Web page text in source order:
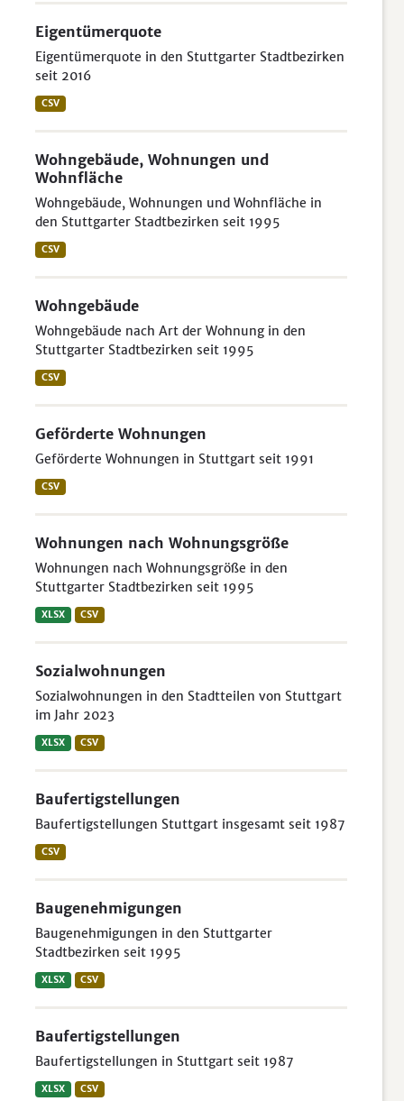
Eigentümerquote
Eigentümerquote in den Stuttgarter Stadtbezirken
seit 2016
CSV
Wohngebäude, Wohnungen und
Wohnfläche
Wohngebäude, Wohnungen und Wohnfläche in
den Stuttgarter Stadtbezirken seit 1995
CSV
Wohngebäude
Wohngebäude nach Art der Wohnung in den
Stuttgarter Stadtbezirken seit 1995
CSV
Geförderte Wohnungen
Geförderte Wohnungen in Stuttgart seit 1991
CSV
Wohnungen nach Wohnungsgröße
Wohnungen nach Wohnungsgröße in den
Stuttgarter Stadtbezirken seit 1995
XLSX CSV
Sozialwohnungen
Sozialwohnungen in den Stadtteilen von Stuttgart
im Jahr 2023
XLSX CSV
Baufertigstellungen
Baufertigstellungen Stuttgart insgesamt seit 1987
CSV
Baugenehmigungen
Baugenehmigungen in den Stuttgarter
Stadtbezirken seit 1995
XLSX CSV
Baufertigstellungen
Baufertigstellungen in Stuttgart seit 1987
XLSX CSV